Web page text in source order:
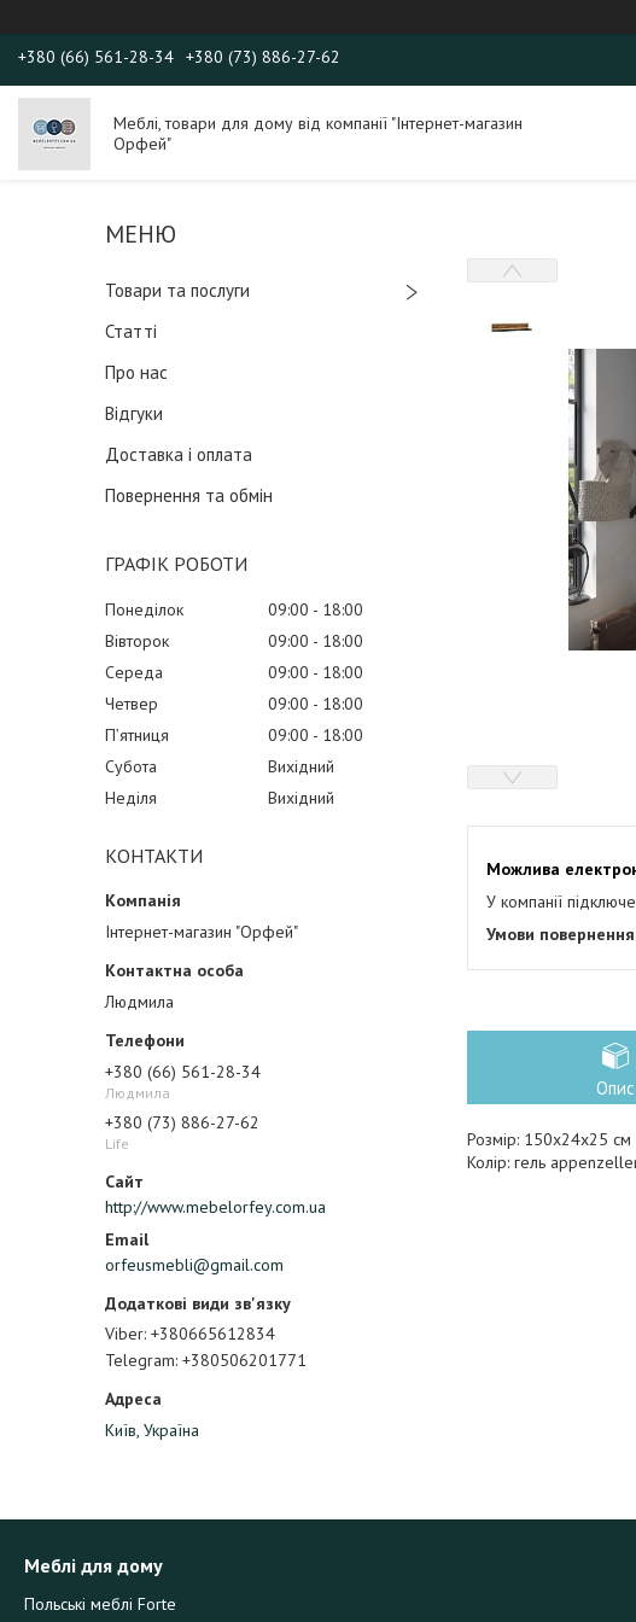
+380 (66) 561-28-34 +380 (73) 886-27-62
Меблі, товари для дому від компанії "Інтернет-магазин
Орфей"
Товари та послуги
Статті
Про нас
Відгуки
Доставка і оплата
Повернення та обмін
ГРАФІК РОБОТИ
Понеділок 09:00
18:00
Вівторок
09:00
18:00
Середа
09:00
18:00
Четвер
09:00
18:00
Пʼятниця
09:00
18:00
Субота
Вихідний
Неділя
Вихідний
КОНТАКТИ
Інтернет-магазин "Орфей"
Людмила
+380 (66) 561-28-34
Людмила
+380 (73) 886-27-62
Life
http://www.mebelorfey.com.ua
orfeusmebli@gmail.com
Viber +380665612834
Telegram +380506201771
Київ, Україна
У компанії
Опис
Розмір: 150x24x25 см
Колір: гель
Меблі для дому
Польські меблі Forte